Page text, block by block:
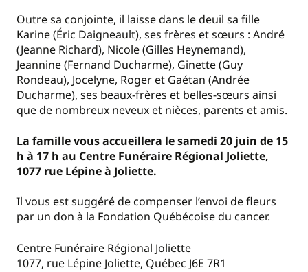
Outre sa conjointe, il laisse dans le deuil sa fille
Karine (Éric Daigneault), ses frères et sœurs : André
(Jeanne Richard), Nicole (Gilles Heynemand),
Jeannine (Fernand Ducharme), Ginette (Guy
Rondeau), Jocelyne, Roger et Gaétan (Andrée
Ducharme), ses beaux-frères et belles-sœurs ainsi
que de nombreux neveux et nièces, parents et amis.
La famille vous accueillera le samedi 20 juin de 15
h à 17 h au Centre Funéraire Régional Joliette,
1077 rue Lépine à Joliette.
Il vous est suggéré de compenser l’envoi de fleurs
par un don à la Fondation Québécoise du cancer.
Centre Funéraire Régional Joliette
1077, rue Lépine Joliette, Québec J6E 7R1